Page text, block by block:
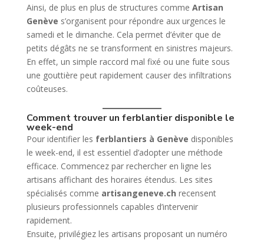
Ainsi, de plus en plus de structures comme Artisan
Genève s’organisent pour répondre aux urgences le
samedi et le dimanche. Cela permet d’éviter que de
petits dégâts ne se transforment en sinistres majeurs.
En effet, un simple raccord mal fixé ou une fuite sous
une gouttière peut rapidement causer des infiltrations
coûteuses.
Comment trouver un ferblantier disponible le
week-end
Pour identifier les ferblantiers à Genève disponibles
le week-end, il est essentiel d’adopter une méthode
efficace. Commencez par rechercher en ligne les
artisans affichant des horaires étendus. Les sites
spécialisés comme artisangeneve.ch recensent
plusieurs professionnels capables d’intervenir
rapidement.
Ensuite, privilégiez les artisans proposant un numéro